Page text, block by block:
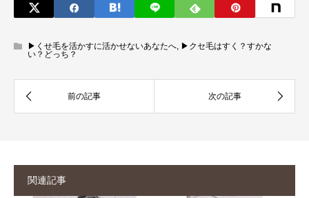
▶︎くせ毛を活かすに活かせないあなたへ, ▶︎クセ毛はすく？すかな
い？どっち？
関連記事